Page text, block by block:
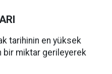
tarihinin en yüksek
bir miktar gerileyerek